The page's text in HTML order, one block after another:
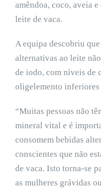
amêndoa, coco, aveia
leite de vaca.
A equipa descobriu
alternativas ao leite
de iodo, com níveis de
oligelemento inferiores
“Muitas pessoas não
mineral vital e é
consomem bebidas
conscientes que não
de vaca. Isto torna-se
as mulheres grávidas